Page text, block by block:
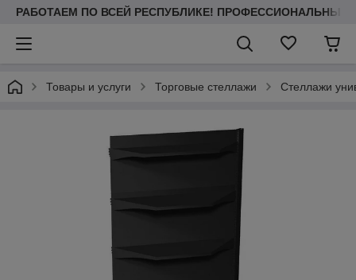
РАБОТАЕМ ПО ВСЕЙ РЕСПУБЛИКЕ!
Товары и услуги Торговые стеллажи Стеллажи